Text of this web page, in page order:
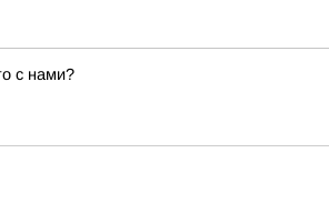
с нами?